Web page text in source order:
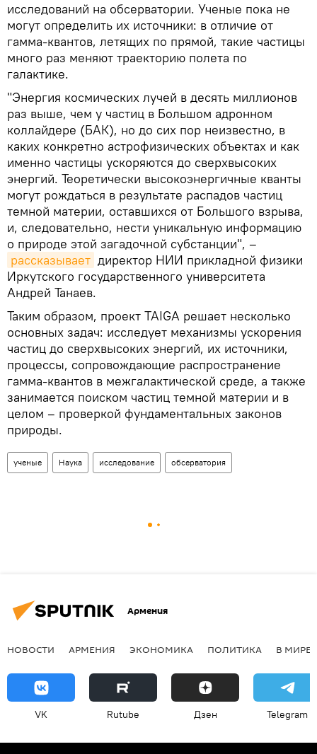
исследований на обсерватории. Ученые пока не
могут определить их источники: в отличие от
гамма-квантов, летящих по прямой, такие частицы
много раз меняют траекторию полета по
галактике.
"Энергия космических лучей в десять миллионов
раз выше, чем у частиц в Большом адронном
коллайдере (БАК), но до сих пор неизвестно, в
каких конкретно астрофизических объектах и как
именно частицы ускоряются до сверхвысоких
энергий. Теоретически высокоэнергичные кванты
могут рождаться в результате распадов частиц
темной материи, оставшихся от Большого взрыва,
и, следовательно, нести уникальную информацию
о природе этой загадочной субстанции", –
рассказывает директор НИИ прикладной физики
Иркутского государственного университета
Андрей Танаев.
Таким образом, проект TAIGA решает несколько
основных задач: исследует механизмы ускорения
частиц до сверхвысоких энергий, их источники,
процессы, сопровождающие распространение
гамма-квантов в межгалактической среде, а также
занимается поиском частиц темной материи и в
целом – проверкой фундаментальных законов
природы.
ученые Наука исследование обсерватория
Армения
НОВОСТИ АРМЕНИЯ ЭКОНОМИКА ПОЛИТИКА В МИРЕ
VK Rutube Дзен Telegram